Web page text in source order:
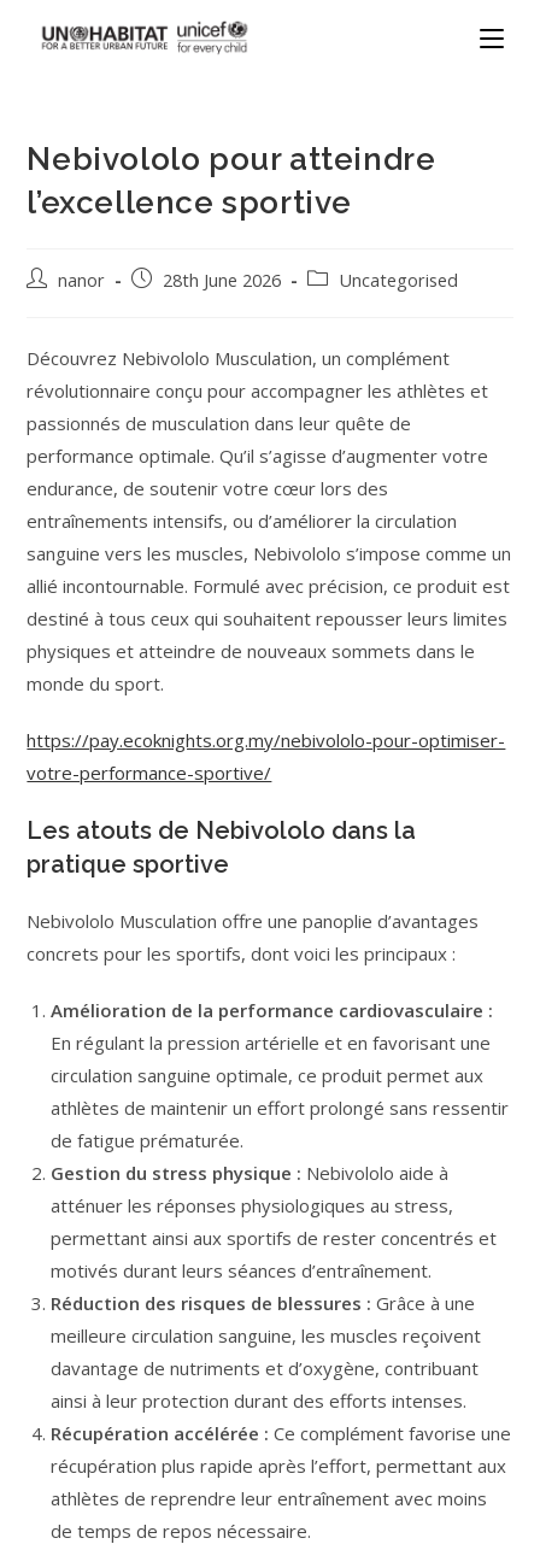
Nebivololo pour atteindre
l’excellence sportive
nanor 28th June 2026 Uncategorised
Découvrez Nebivololo Musculation, un complément
révolutionnaire conçu pour accompagner les athlètes et
passionnés de musculation dans leur quête de
performance optimale. Qu’il s’agisse d’augmenter votre
endurance, de soutenir votre cœur lors des
entraînements intensifs, ou d’améliorer la circulation
sanguine vers les muscles, Nebivololo s’impose comme un
allié incontournable. Formulé avec précision, ce produit est
destiné à tous ceux qui souhaitent repousser leurs limites
physiques et atteindre de nouveaux sommets dans le
monde du sport.
https://pay.ecoknights.org.my/nebivololo-pour-optimiser-
votre-performance-sportive/
Les atouts de Nebivololo dans la
pratique sportive
Nebivololo Musculation offre une panoplie d’avantages
concrets pour les sportifs, dont voici les principaux :
Amélioration de la performance cardiovasculaire :
En régulant la pression artérielle et en favorisant une
circulation sanguine optimale, ce produit permet aux
athlètes de maintenir un effort prolongé sans ressentir
de fatigue prématurée.
Gestion du stress physique : Nebivololo aide à
atténuer les réponses physiologiques au stress,
permettant ainsi aux sportifs de rester concentrés et
motivés durant leurs séances d’entraînement.
Réduction des risques de blessures : Grâce à une
meilleure circulation sanguine, les muscles reçoivent
davantage de nutriments et d’oxygène, contribuant
ainsi à leur protection durant des efforts intenses.
Récupération accélérée : Ce complément favorise une
récupération plus rapide après l’effort, permettant aux
athlètes de reprendre leur entraînement avec moins
de temps de repos nécessaire.